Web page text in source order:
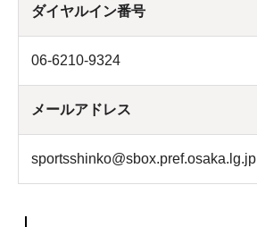
ダイヤルイン番号
06-6210-9324
メールアドレス
sportsshinko@sbox.pref.osaka.lg.jp